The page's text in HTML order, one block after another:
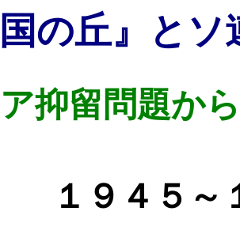
国の丘』と
抑留問題か
１９４５～